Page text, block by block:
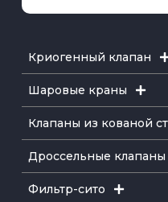
Криогенный клапан
Шаровые краны
Клапаны из кованой
Дроссельные клапаны
Фильтр-сито